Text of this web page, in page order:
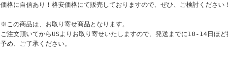
価格に自信あり！格安価格にて販売しておりますので、ぜひ、ご検討ください！
※この商品は、お取り寄せ商品となります。
ご注文頂いてからUSよりお取り寄せいたしますので、発送までに10-14日ほど
予め、ご了承ください。